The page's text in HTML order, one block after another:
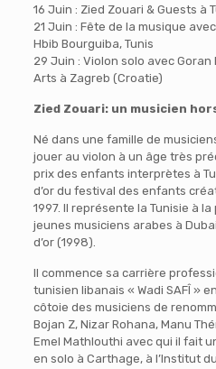
16 Juin : Zied Zouari & Guests à
21 Juin : Fête de la musique
Hbib Bourguiba, Tunis
29 Juin : Violon solo avec
Arts à Zagreb (Croatie)
Zied Zouari: un musicien
Né dans une famille de
jouer au violon à un âge très
prix des enfants interprètes à
d’or du festival des enfants
1997. Il représente la Tunisie à
jeunes musiciens arabes à
d’or (1998).
Il commence sa carrière
tunisien libanais « Wadi SAFÎ »
côtoie des musiciens de
Bojan Z, Nizar Rohana, Manu
Emel Mathlouthi avec qui il fait
en solo à Carthage, à l’Institut